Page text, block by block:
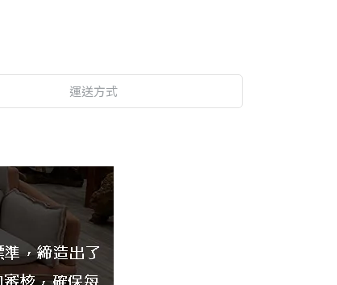
運送方式